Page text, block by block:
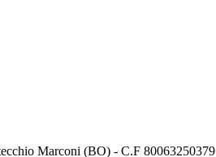
Marconi (BO) - C.F 80063250379